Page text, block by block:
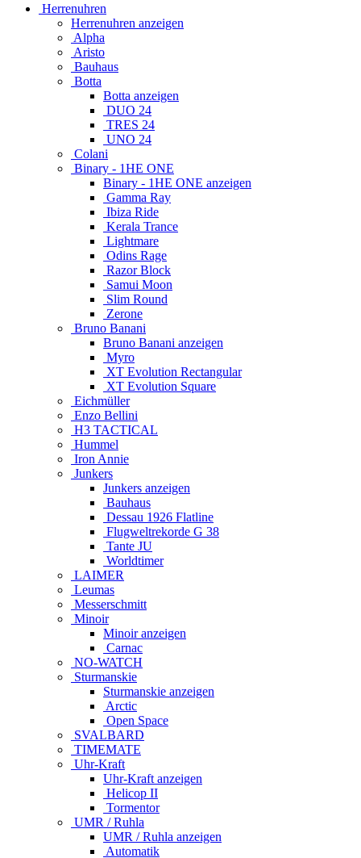
Herrenuhren
Herrenuhren anzeigen
Alpha
Aristo
Bauhaus
Botta
Botta anzeigen
DUO 24
TRES 24
UNO 24
Colani
Binary - 1HE ONE
Binary - 1HE ONE anzeigen
Gamma Ray
Ibiza Ride
Kerala Trance
Lightmare
Odins Rage
Razor Block
Samui Moon
Slim Round
Zerone
Bruno Banani
Bruno Banani anzeigen
Myro
XT Evolution Rectangular
XT Evolution Square
Eichmüller
Enzo Bellini
H3 TACTICAL
Hummel
Iron Annie
Junkers
Junkers anzeigen
Bauhaus
Dessau 1926 Flatline
Flugweltrekorde G 38
Tante JU
Worldtimer
LAIMER
Leumas
Messerschmitt
Minoir
Minoir anzeigen
Carnac
NO-WATCH
Sturmanskie
Sturmanskie anzeigen
Arctic
Open Space
SVALBARD
TIMEMATE
Uhr-Kraft
Uhr-Kraft anzeigen
Helicop II
Tormentor
UMR / Ruhla
UMR / Ruhla anzeigen
Automatik